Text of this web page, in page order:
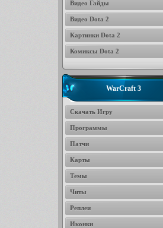
Видео Гайды
Видео Dota 2
Картинки Dota 2
Комиксы Dota 2
WarCraft 3
Скачать Игру
Программы
Патчи
Карты
Темы
Читы
Реплеи
Иконки